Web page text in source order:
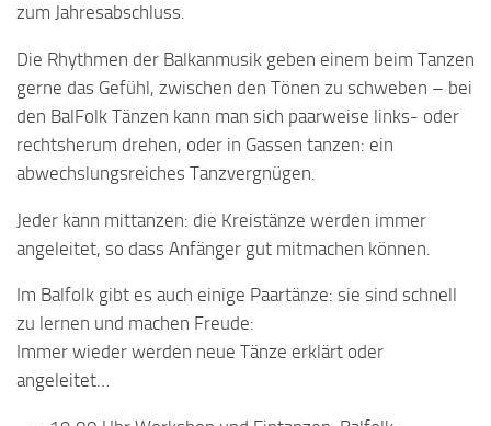
zum Jahresabschluss.
Die Rhythmen der Balkanmusik geben einem beim Tanzen
gerne das Gefühl, zwischen den Tönen zu schweben – bei
den BalFolk Tänzen kann man sich paarweise links- oder
rechtsherum drehen, oder in Gassen tanzen: ein
abwechslungsreiches Tanzvergnügen.
Jeder kann mittanzen: die Kreistänze werden immer
angeleitet, so dass Anfänger gut mitmachen können.
Im Balfolk gibt es auch einige Paartänze: sie sind schnell
zu lernen und machen Freude:
Immer wieder werden neue Tänze erklärt oder
angeleitet…